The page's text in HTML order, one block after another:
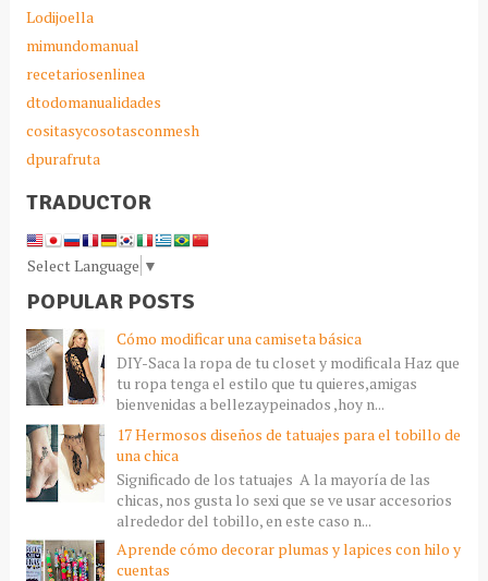
Lodijoella
mimundomanual
recetariosenlinea
dtodomanualidades
cositasycosotasconmesh
dpurafruta
TRADUCTOR
Select Language ▼
POPULAR POSTS
Cómo modificar una camiseta básica
DIY-Saca la ropa de tu closet y modificala Haz que
tu ropa tenga el estilo que tu quieres,amigas
bienvenidas a bellezaypeinados ,hoy n...
17 Hermosos diseños de tatuajes para el tobillo de
una chica
Significado de los tatuajes A la mayoría de las
chicas, nos gusta lo sexi que se ve usar accesorios
alrededor del tobillo, en este caso n...
Aprende cómo decorar plumas y lapices con hilo y
cuentas